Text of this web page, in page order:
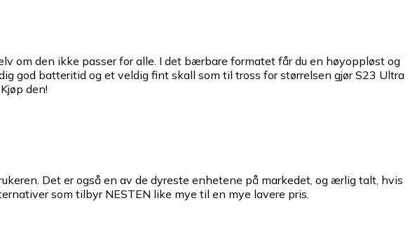
om den ikke passer for alle. I det bærbare formatet får du en høyoppløst og
god batteritid og et veldig fint skall som til tross for størrelsen gjør S23 Ultra
den!
Det er også en av de dyreste enhetene på markedet, og ærlig talt, hvis
som tilbyr NESTEN like mye til en mye lavere pris.